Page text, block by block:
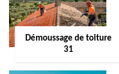
Démoussage de toiture
31